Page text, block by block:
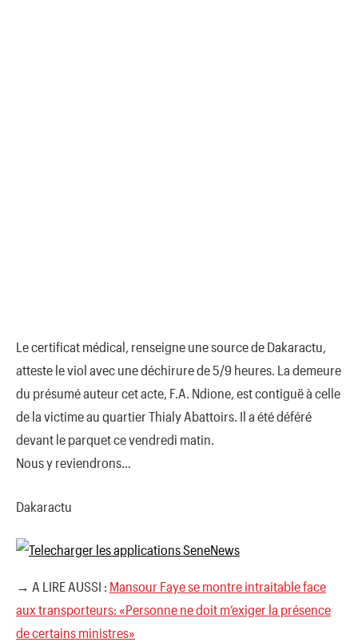
Le certificat médical, renseigne une source de Dakaractu,
atteste le viol avec une déchirure de 5/9 heures. La demeure
du présumé auteur cet acte, F.A. Ndione, est contiguë à celle
de la victime au quartier Thialy Abattoirs. Il a été déféré
devant le parquet ce vendredi matin.
Nous y reviendrons…
Dakaractu
→ A LIRE AUSSI : Mansour Faye se montre intraitable face
aux transporteurs: «Personne ne doit m’exiger la présence
de certains ministres»